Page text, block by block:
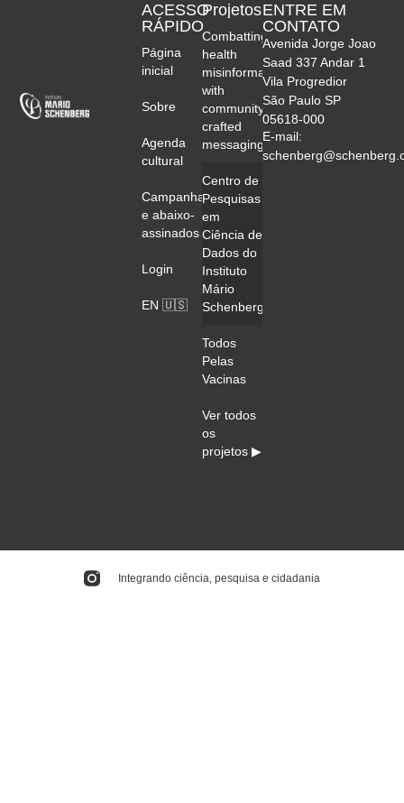
Projetos
Combatting
health
misinformation
with
community-
crafted
messaging
Centro de
Pesquisas
em
Ciência de
Dados do
Instituto
Mário
Schenberg
Todos
Pelas
Vacinas
Ver todos
os
projetos ▶
ACESSO
RÁPIDO
Página
inicial
Sobre
Agenda
cultural
Campanhas
e abaixo-
assinados
Login
EN 🇺🇸
ENTRE EM
CONTATO
Avenida Jorge Joao
Saad 337 Andar 1
Vila Progredior
São Paulo SP
05618-000
E-mail:
Integrando ciência, pesquisa e cidadania